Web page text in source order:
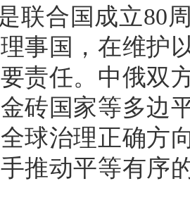
联合国成立80
事国，在维护
责任。中俄双
砖国家等多边
球治理正确方
推动平等有序